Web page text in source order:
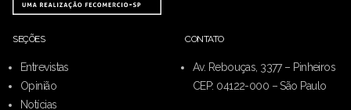
SEÇÕES
Entrevistas
Opinião
Notícias
CONTATO
Av. Rebouças, 3377 – Pinheiros
CEP: 04122-000 – São Paulo